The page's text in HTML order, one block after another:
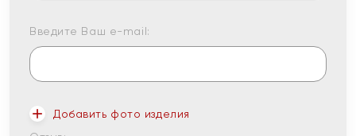
Введите Ваш e-mail:
Добавить фото изделия